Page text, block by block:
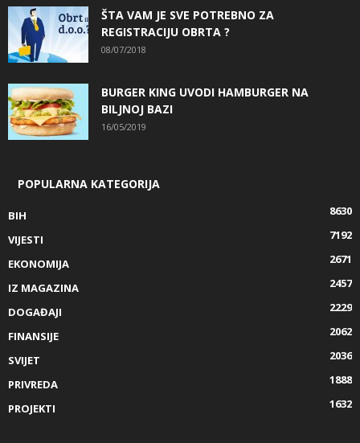
ŠTA VAM JE SVE POTREBNO ZA
REGISTRACIJU OBRTA ?
08/07/2018
BURGER KING UVODI HAMBURGER NA
BILJNOJ BAZI
16/05/2019
POPULARNA KATEGORIJA
BIH
8630
VIJESTI
7192
EKONOMIJA
2671
IZ MAGAZINA
2457
DOGAĐAJI
2229
FINANSIJE
2062
SVIJET
2036
PRIVREDA
1888
PROJEKTI
1632